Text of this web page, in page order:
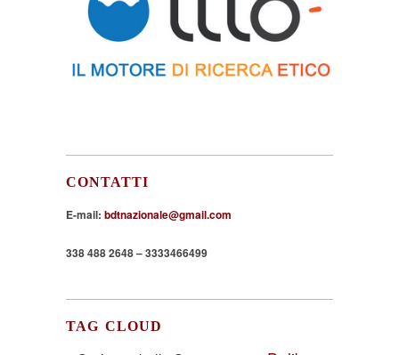
CONTATTI
E-mail: bdtnazionale@gmail.com
338 488 2648 – 3333466499
TAG CLOUD